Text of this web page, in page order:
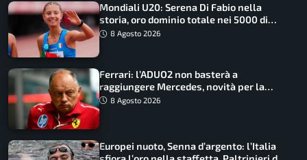
Mondiali U20: Serena Di Fabio nella
storia, oro dominio totale nei 5000 di
marcia
8 Agosto 2026
Ferrari: l’ADUO2 non basterà a
raggiungere Mercedes, novità per la
Macarena
8 Agosto 2026
Europei nuoto, Senna d’argento: l’Italia